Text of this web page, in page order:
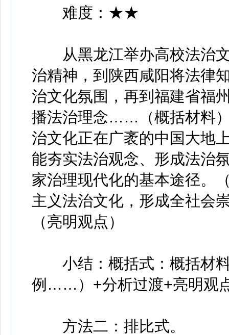
难度：★★
从黑龙江举办高校法治文
治精神，到陕西咸阳将法律
治文化氛围，再到福建省福
播法治理念……（概括材料
治文化正在广袤的中国大地
能夯实法治观念、形成法治
家治理现代化的基本途径。
主义法治文化，形成全社会
（亮明观点）
小结：概括式：概括材料
例……）+分析过渡+亮明观
方法二：排比式。